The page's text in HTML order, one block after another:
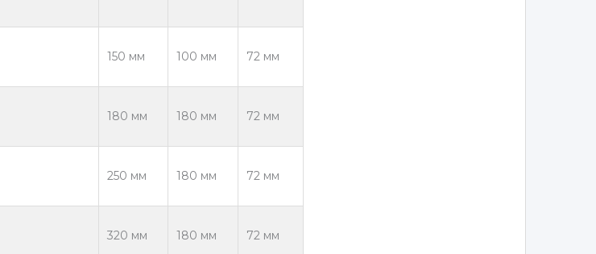
150 мм 100 мм 72 мм
180 мм 180 мм 72 мм
250 мм 180 мм 72 мм
320 мм 180 мм 72 мм